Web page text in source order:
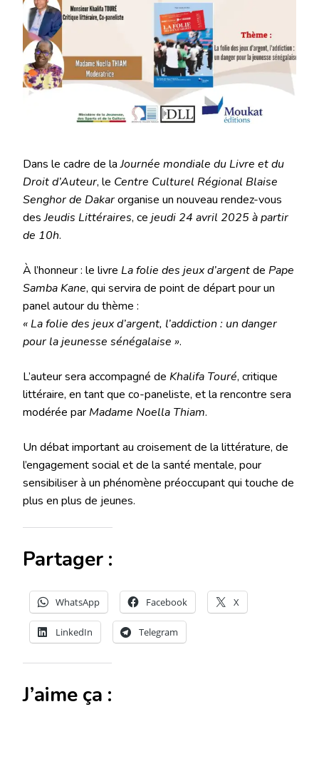
Dans le cadre de laJournée mondiale du Livre et du
Droit d’Auteur, le Centre Culturel Régional Blaise
Senghor de Dakarorganise un nouveau rendez-vous
desJeudis Littéraires, ce jeudi 24 avril 2025 à partir
de 10h.
À l’honneur : le livre La folie des jeux d’argentde Pape
Samba Kane, qui servira de point de départ pour un
panel autour du thème :
« La folie des jeux d’argent, l’addiction : un danger
pour la jeunesse sénégalaise ».
L’auteur sera accompagné de Khalifa Touré, critique
littéraire, en tant que co-paneliste, et la rencontre sera
modérée par Madame Noella Thiam.
Un débat important au croisement de la littérature, de
l’engagement social et de la santé mentale, pour
sensibiliser à un phénomène préoccupant qui touche de
plus en plus de jeunes.
Partager :
WhatsApp Facebook X
LinkedIn Telegram
J’aime ça :